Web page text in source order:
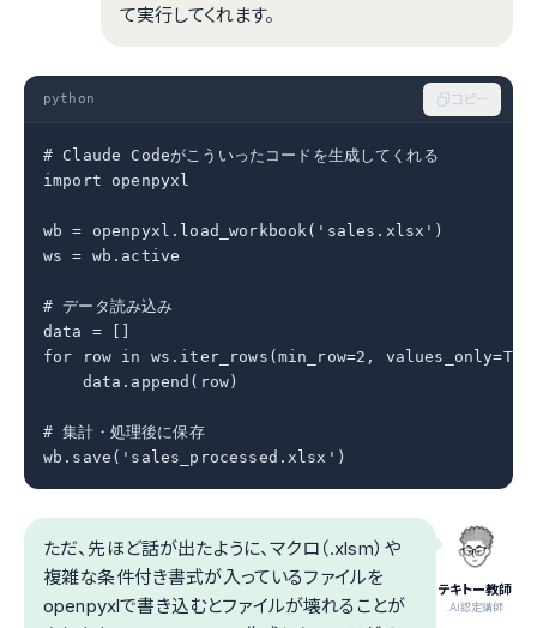
て実行してくれます。
python コピー
# Claude Codeがこういったコードを生成してくれる
import openpyxl
wb = openpyxl.load_workbook('sales.xlsx')
ws = wb.active
# データ読み込み
data = []
for row in ws.iter_rows(min_row=2,
    data.append(row)
# 集計・処理後に保存
wb.save('sales_processed.xlsx')
テキトー教師
.AI認定講師
ただ、先ほど話が出たように、マクロ（.xlsm）や
複雑な条件付き書式が入っているファイルを
openpyxlで書き込むとファイルが壊れることが